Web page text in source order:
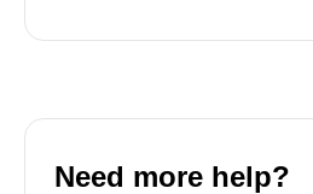
Need more help?